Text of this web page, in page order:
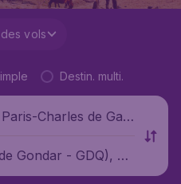
vols
Destin. multi.
Charles de Gaul
Gondar - GDQ), Ét